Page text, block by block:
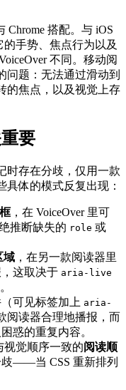
Chrome 搭配。与 iOS
的手势、焦点行为以及
不同。移动阅
问题：无法通过滑动到
的焦点，以及视觉上存
要
时存在分歧，仅用一款
体的模式反复出现：
，在 VoiceOver 里可
推断缺失的 role 或
域 ，在另一款阅读器里
这取决于 aria-live
可见标签加上 aria-
阅读器合理地播报，而
惑的重复内容。
视觉顺序一致的阅读顺
歧——当 CSS 重新排列